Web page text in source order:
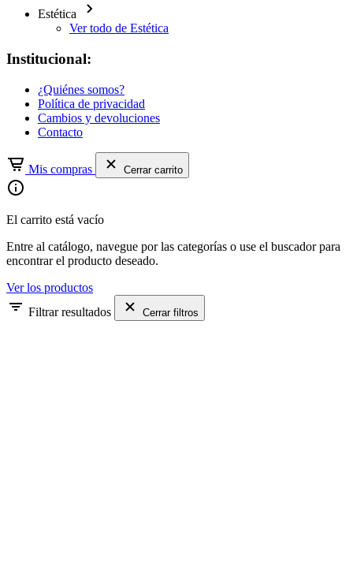
Estética
Ver todo de Estética
Institucional:
¿Quiénes somos?
Política de privacidad
Cambios y devoluciones
Contacto
Mis compras Cerrar carrito
El carrito está vacío
Entre al catálogo, navegue por las categorías o use el buscador para
encontrar el producto deseado.
Ver los productos
Filtrar resultados
Cerrar filtros